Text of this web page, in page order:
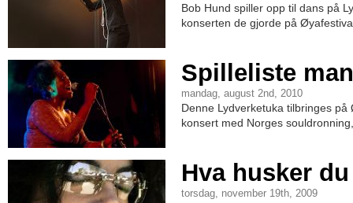
Bob Hund spiller opp til dans på
konserten de gjorde på
Spilleliste
mandag, august 2nd, 2010
Denne Lydverketuka tilbringes
konsert med Norges
Hva husker
torsdag, november 19th, 2009